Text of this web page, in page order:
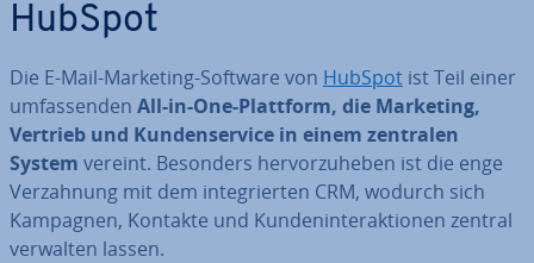
HubSpot
Die E-Mail-Marketing-Software von HubSpot ist Teil einer
um­fas­sen­den All-in-One-Plattform, die Marketing,
Vertrieb und Kun­den­ser­vice in einem zentralen
System vereint. Besonders her­vor­zu­he­ben ist die enge
Ver­zah­nung mit dem in­te­grier­ten CRM, wodurch sich
Kampagnen, Kontakte und Kun­den­in­ter­ak­tio­nen zentral
verwalten lassen.